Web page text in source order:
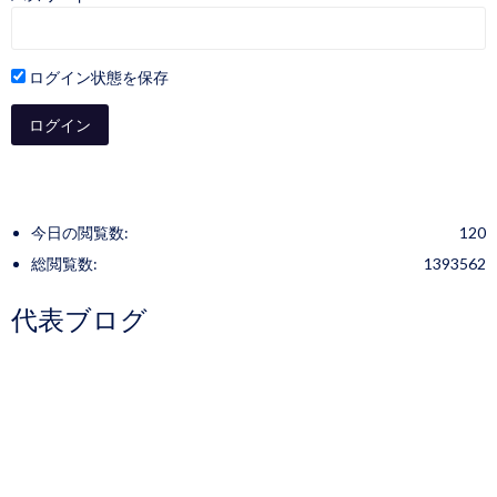
ログイン状態を保存
120
今日の閲覧数:
1393562
総閲覧数:
代表ブログ